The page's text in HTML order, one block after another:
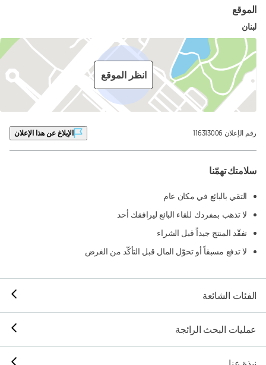
الموقع
لبنان
انظر الموقع
رقم الإعلان 116313006 الإبلاغ عن هذا الإعلان
سلامتك تهمّنا
التقي بالبائع في مكان عام
لا تذهب بمفردك للقاء البائع ليرافقك أحد
تفقّد المنتج جيداً قبل الشراء
لا تدفع مسبقاً أو تحوّل المال قبل التأكّد من الغرض
الفئات الشائعة
عمليات البحث الرائجة